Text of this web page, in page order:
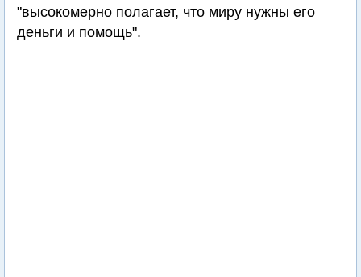
"высокомерно полагает, что миру нужны его
деньги и помощь".